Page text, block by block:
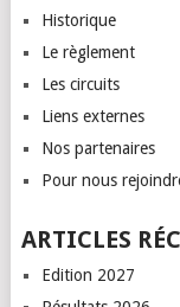
Historique
Le règlement
Les circuits
Liens externes
Nos partenaires
Pour nous
ARTICLES
Edition 2027